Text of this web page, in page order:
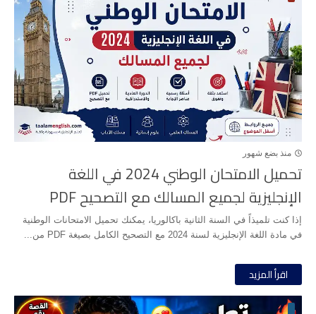
منذ بضع شهور
تحميل الامتحان الوطني 2024 في اللغة
الإنجليزية لجميع المسالك مع التصحيح PDF
إذا كنت تلميذاً في السنة الثانية باكالوريا، يمكنك تحميل الامتحانات الوطنية
في مادة اللغة الإنجليزية لسنة 2024 مع التصحيح الكامل بصيغة PDF من...
اقرأ المزيد